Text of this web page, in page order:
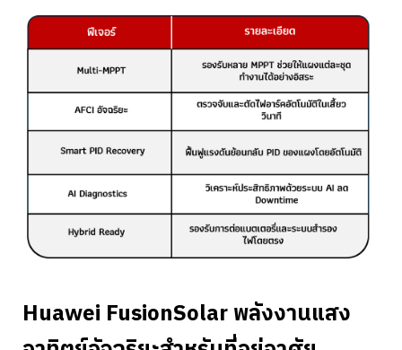
Huawei FusionSolar พลังงานแสง